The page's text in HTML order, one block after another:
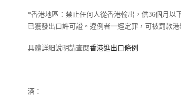
*香港地區：禁止任何人從香港輸出，供36個月
已獲發出口許可證。違例者一經定罪，可被罰款港
具體詳細說明請查閱香港進出口條例
酒：